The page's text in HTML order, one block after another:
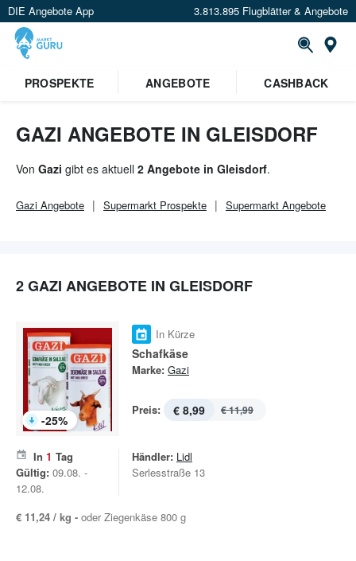
DIE Angebote App 3.813.895 Flugblätter & Angebote
PROSPEKTE
ANGEBOTE CASHBACK
GAZI ANGEBOTE IN GLEISDORF
Von Gazi gibt es aktuell 2 Angebote in Gleisdorf.
Gazi Angebote Supermarkt Prospekte Supermarkt Angebote
2 GAZI ANGEBOTE IN GLEISDORF
-25%
In Kürze
Schafkäse
Marke: Gazi
Preis: € 8,99 € 11,99
In 1 Tag
Gültig: 09.08. -
12.08.
Händler: Lidl
Serlesstraße 13
€ 11,24 / kg - oder Ziegenkäse 800 g